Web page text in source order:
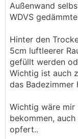
Außenwand
WDVS
Hinter den
5cm luftleerer
gefüllt werden
Wichtig ist auch
das Badezimmer
Wichtig wäre mir
bekommen,
opfert..